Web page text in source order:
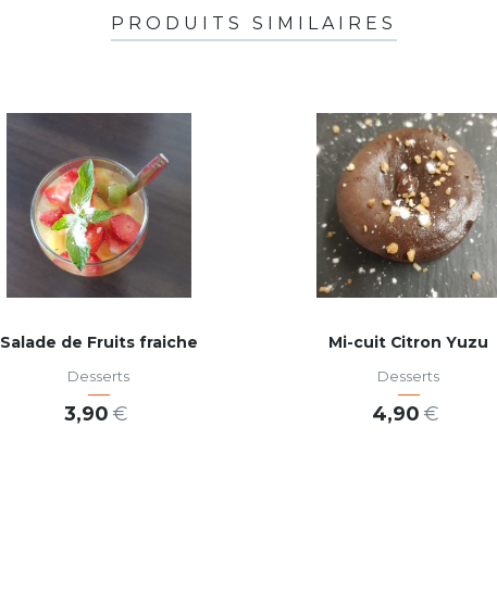
PRODUITS SIMILAIRES
Salade de Fruits fraiche
Desserts
3,90 €
Mi-cuit Citron Yuzu
Desserts
4,90 €